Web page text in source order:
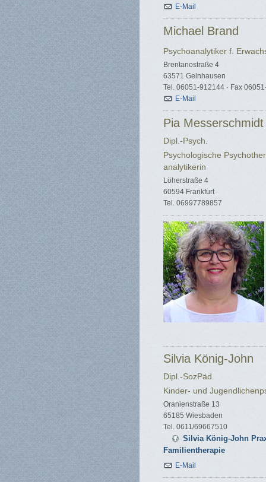
E-Mail
Michael Brand
Psychoanalytiker f.
Brentanostraße 4
63571 Gelnhausen
Tel. 06051-912144 · Fax
E-Mail
Pia Messerschmidt
Dipl.-Psych.
Psychologische
analytikerin
Löherstraße 4
60594 Frankfurt
Tel. 06997789857
Silvia König-John
Dipl.-SozPäd.
Kinder- und
Oranienstraße 13
65185 Wiesbaden
Tel. 0611/69667510
Silvia König-John
Familientherapie
E-Mail